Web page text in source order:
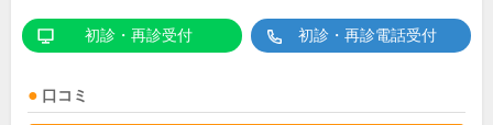
初診・再診受付 初診・再診電話受付
口コミ